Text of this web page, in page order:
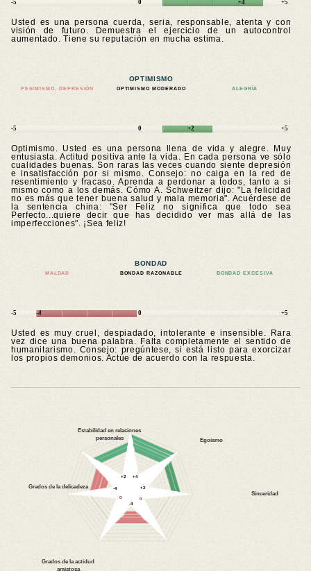
-5 0 +4 +5
Usted es una persona cuerda, seria, responsable, atenta y con
visión de futuro. Demuestra el ejercicio de un autocontrol
aumentado. Tiene su reputación en mucha estima.
OPTIMISMO
PESIMISMO, DEPRESIÓN OPTIMISMO MODERADO ALEGRÍA
-5 0 +2 +5
Optimismo. Usted es una persona llena de vida y alegre. Muy
entusiasta. Actitud positiva ante la vida. En cada persona ve sólo
cualidades buenas. Son raras las veces cuando siente depresión
e insatisfacción por si mismo. Consejo: no caiga en la red de
resentimiento y fracaso. Aprenda a perdonar a todos, tanto a si
mismo como a los demás. Cómo A. Schweitzer dijo: "La felicidad
no es más que tener buena salud y mala memoria". Acuérdese de
la sentencia china: "Ser Feliz no significa que todo sea
Perfecto...quiere decir que has decidido ver mas allá de las
imperfecciones". ¡Sea feliz!
BONDAD
MALDAD BONDAD RAZONABLE BONDAD EXCESIVA
-5 -4 0 +5
Usted es muy cruel, despiadado, intolerante e insensible. Rara
vez dice una buena palabra. Falta completamente el sentido de
humanitarismo. Consejo: pregúntese, si está listo para exorcizar
los propios demonios. Actúe de acuerdo con la respuesta.